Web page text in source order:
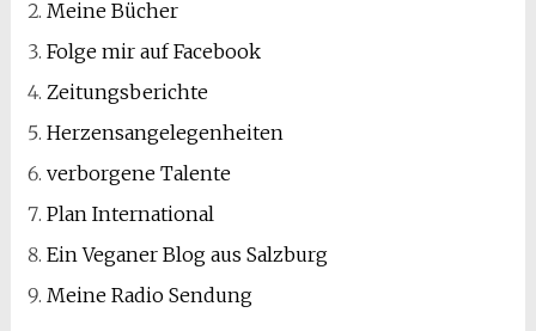
Meine Bücher
Folge mir auf Facebook
Zeitungsberichte
Herzensangelegenheiten
verborgene Talente
Plan International
Ein Veganer Blog aus Salzburg
Meine Radio Sendung